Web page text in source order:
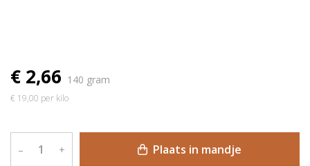
€ 2,66 140 gram
€ 19,00 per kilo
– + Plaats in mandje